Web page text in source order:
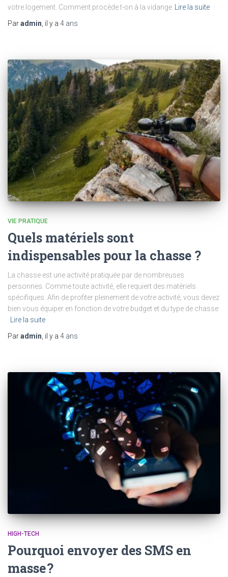
votre logement. Comment procède t-on à la vidange Lire la suite
Paradmin, il y a 4 ans
VIE PRATIQUE
Quels matériels sont
indispensables pour la chasse ?
La chasse est une activité pratiquée par de nombreuses
personnes. Comme toute activité, elle requiert des matériels
spécifiques. Afin de profiter pleinement de votre activité, vous devez
bien vous équiper en fonction de votre budget et du type de chasse
Lire la suite
Paradmin , il y a 4 ans
HIGH-TECH
Pourquoi envoyer des SMS en
masse ?